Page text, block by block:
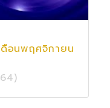
ดือนพฤศจิกายน